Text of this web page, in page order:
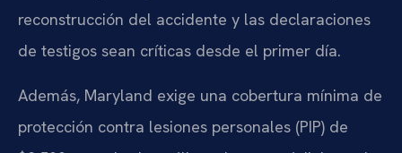
reconstrucción del accidente y las declaraciones
de testigos sean críticas desde el primer día.
Además, Maryland exige una cobertura mínima de
protección contra lesiones personales (PIP) de